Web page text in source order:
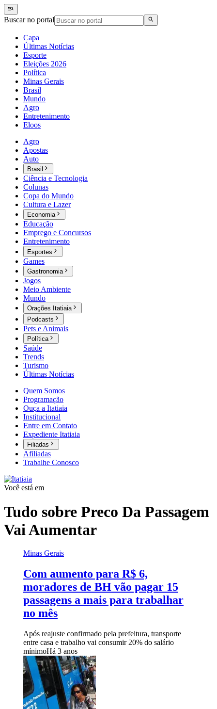
Buscar no portal
Capa
Últimas Notícias
Esporte
Eleições 2026
Política
Minas Gerais
Brasil
Mundo
Agro
Entretenimento
Eloos
Agro
Apostas
Auto
Brasil
Ciência e Tecnologia
Colunas
Copa do Mundo
Cultura e Lazer
Economia
Educação
Emprego e Concursos
Entretenimento
Esportes
Games
Gastronomia
Jogos
Meio Ambiente
Mundo
Orações Itatiaia
Podcasts
Pets e Animais
Política
Saúde
Trends
Turismo
Últimas Notícias
Quem Somos
Programação
Ouça a Itatiaia
Institucional
Entre em Contato
Expediente Itatiaia
Filiadas
Afiliadas
Trabalhe Conosco
Você está em
Tudo sobre Preco Da Passagem
Vai Aumentar
Minas Gerais
Com aumento para R$ 6,
moradores de BH vão pagar 15
passagens a mais para trabalhar
no mês
Após reajuste confirmado pela prefeitura, transporte
entre casa e trabalho vai consumir 20% do salário
mínimoHá 3 anos